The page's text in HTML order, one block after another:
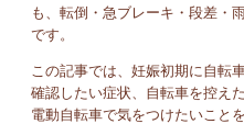
も、転倒・急ブレーキ・段差・
です。
この記事では、妊娠初期に自転
確認したい症状、自転車を控え
電動自転車で気をつけたいこと